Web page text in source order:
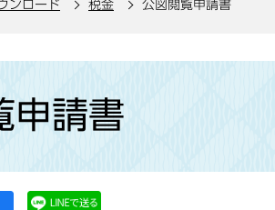
ンロード 税金 公図閲覧申請書
申請書